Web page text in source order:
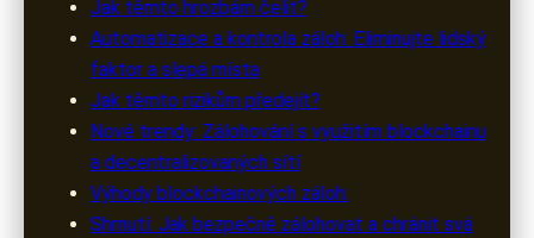
Jak těmto hrozbám čelit?
Automatizace a kontrola záloh: Eliminujte lidský
faktor a slepá místa
Jak těmto rizikům předejít?
Nové trendy: Zálohování s využitím blockchainu
a decentralizovaných sítí
Výhody blockchainových záloh:
Shrnutí: Jak bezpečně zálohovat a chránit svá